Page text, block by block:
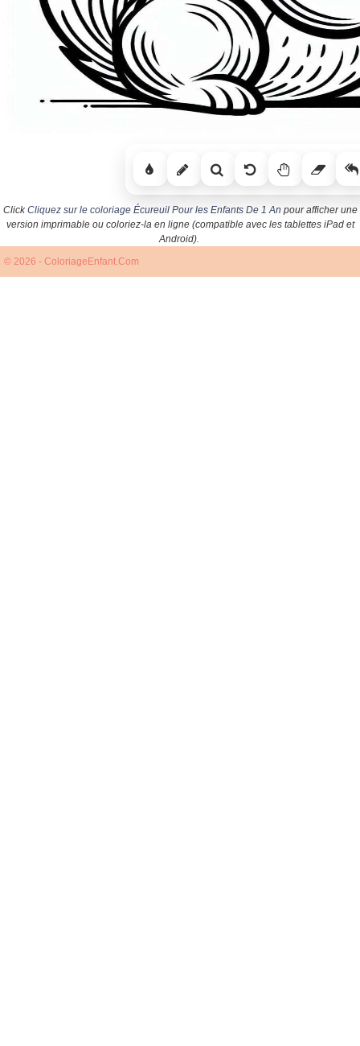
ClickCliquez sur le coloriage Écureuil Pour les Enfants De 1 An pour afficher une
version imprimable ou coloriez-la en ligne (compatible avec les tablettes iPad et
Android).
© 2026 - ColoriageEnfant.Com